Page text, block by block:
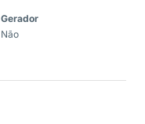
Gerador
Não